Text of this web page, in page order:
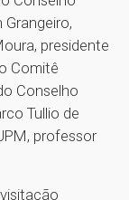
presidente
Comitê
Conselho
Tullio de
professor